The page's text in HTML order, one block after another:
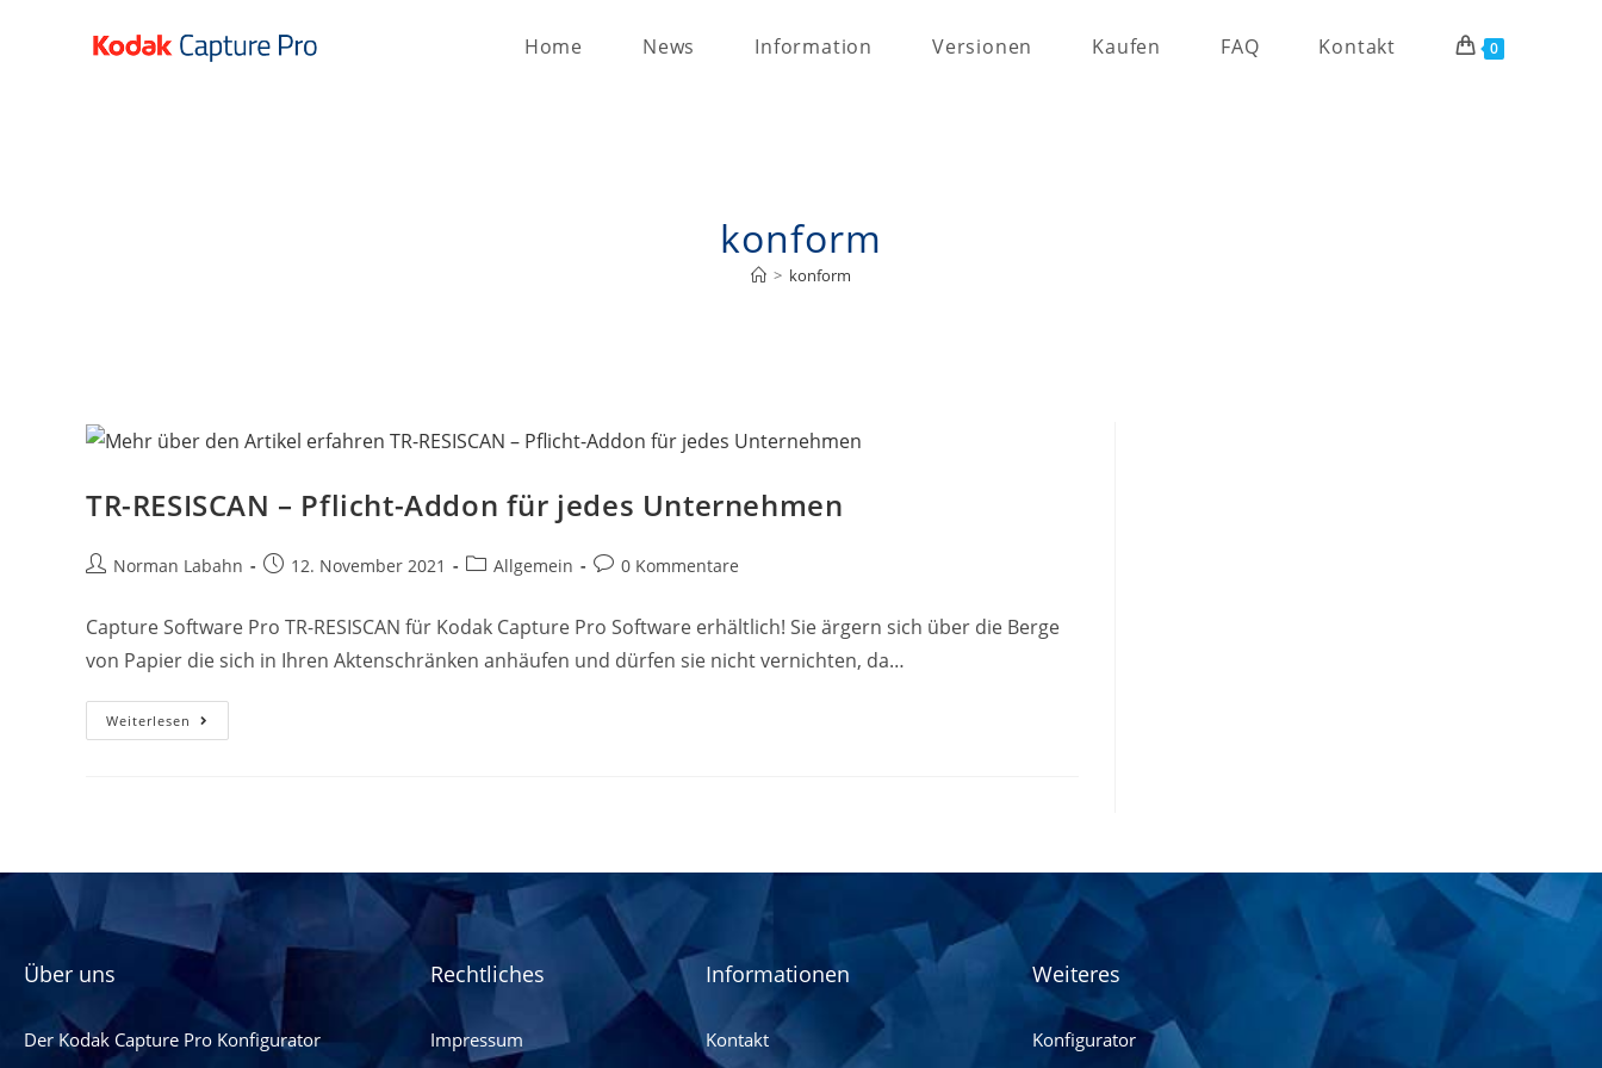
Home News Information Versionen Kaufen FAQ Kontakt 0
konform
> konform
TR-RESISCAN – Pflicht-Addon für jedes Unternehmen
Norman Labahn 12. November 2021 Allgemein 0 Kommentare
Capture Software Pro TR-RESISCAN für Kodak Capture Pro Software erhältlich! Sie ärgern sich über die Berge
von Papier die sich in Ihren Aktenschränken anhäufen und dürfen sie nicht vernichten, da…
Weiterlesen
Über uns
Der Kodak Capture Pro Konfigurator
Rechtliches
Impressum
Informationen
Kontakt
Weiteres
Konfigurator